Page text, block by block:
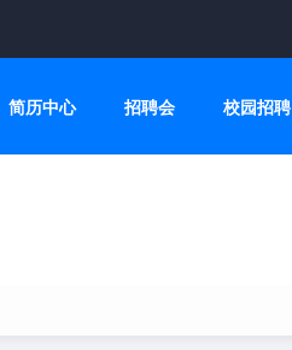
简历中心 招聘会 校园招聘